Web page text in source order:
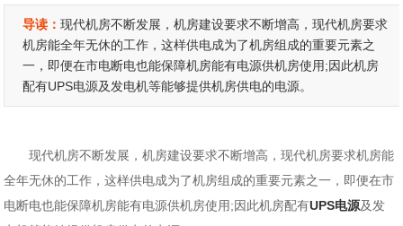
导读：现代机房不断发展，机房建设要求不断增高，现代机房要求
机房能全年无休的工作，这样供电成为了机房组成的重要元素之
一，即便在市电断电也能保障机房能有电源供机房使用;因此机房
配有UPS电源及发电机等能够提供机房供电的电源。
现代机房不断发展，机房建设要求不断增高，现代机房要求机房能
全年无休的工作，这样供电成为了机房组成的重要元素之一，即便在市
电断电也能保障机房能有电源供机房使用;因此机房配有UPS电源及发